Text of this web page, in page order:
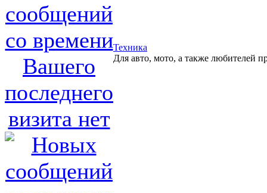
Техника
Для авто, мото, а также любителей